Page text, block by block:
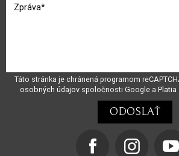
Táto stránka je chránená programom
osobných údajov spoločnosti Google a Platia